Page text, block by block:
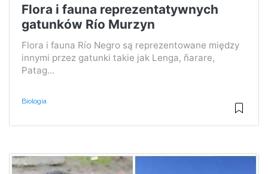
Flora i fauna reprezentatywnych
gatunków Río Murzyn
Flora i fauna Río Negro są reprezentowane między
innymi przez gatunki takie jak Lenga, ñarare,
Patag...
Biologia